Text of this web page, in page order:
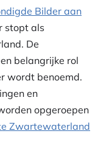
Bilder aan
stopt als
De
belangrijke rol
wordt benoemd.
en
opgeroepen
Zwartewaterland